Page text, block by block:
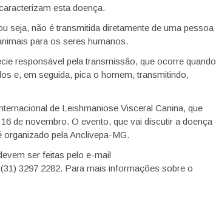
esta doença.
seja, não é transmitida diretamente de uma pessoa
para os seres humanos.
responsável pela transmissão, que ocorre quando
e, em seguida, pica o homem, transmitindo,
de Leishmaniose Visceral Canina, que
de novembro. O evento, que vai discutir a doença
pela Anclivepa-MG.
ser feitas pelo e-mail
3297 2282. Para mais informações sobre o